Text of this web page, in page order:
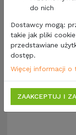
Gładka,
Z
poślizgnięcia
Wykonany z
Zamienniki
do nich
Dostawcy mogą:
takie jak pliki
przedstawiane
dostęp.
Więcej informacji o
ZAAKCEPTUJ I